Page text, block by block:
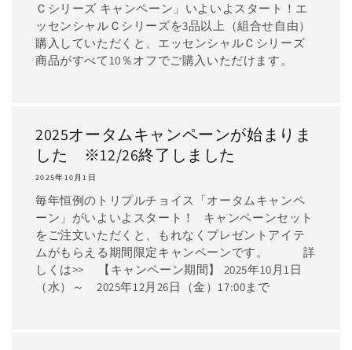
Ｃシリーズ キャンペーン」いよいよスタート！エ
ッセンシャルＣシリーズを3品以上（組合せ自由）
購入していただくと、エッセンシャルＣシリーズ
商品がすべて10％オフでご購入いただけます。
2025オータムキャンペーンが始まりま
した ※12/26終了しました
2025年10月1日
毎年恒例のトリプルチョイス「オータムキャンペ
ーン」がいよいよスタート！ キャンペーンセット
をご注文いただくと、もれなくプレゼントアイテ
ムがもらえる期間限定キャンペーンです。 詳
しくは>> 【キャンペーン期間】 2025年10月1日
（水）～ 2025年12月26日（金）17:00まで